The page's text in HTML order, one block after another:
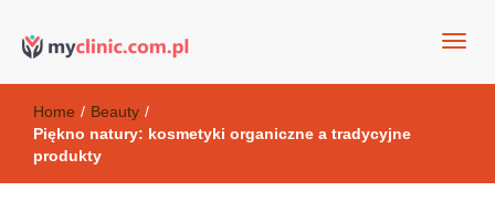
Kosmetyki antyoksydacyjne
Home / Beauty /
Piękno natury: kosmetyki organiczne a tradycyjne
produkty